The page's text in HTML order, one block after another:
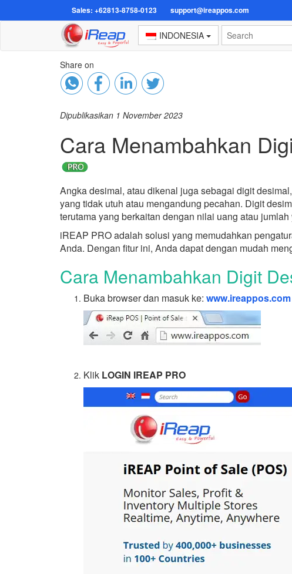
Sales: +62813-8758-0123 support@ireappos.com
INDONESIA
Share on
Dipublikasikan 1 November 2023
Cara Menambahkan
Angka desimal, atau dikenal juga sebagai digit
yang tidak utuh atau mengandung pecahan. Digit
terutama yang berkaitan dengan nilai uang atau
iREAP PRO adalah solusi yang memudahkan
Anda. Dengan fitur ini, Anda dapat dengan mudah
Cara Menambahkan Digit
Buka browser dan masuk ke: www.ireappos.com
Klik LOGIN IREAP PRO